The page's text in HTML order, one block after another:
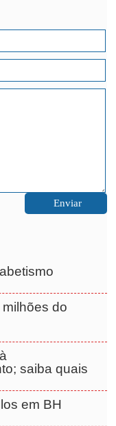
do
saiba quais
em BH